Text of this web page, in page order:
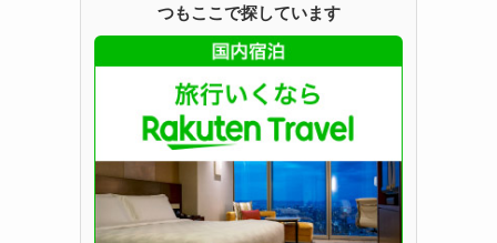
つもここで探しています